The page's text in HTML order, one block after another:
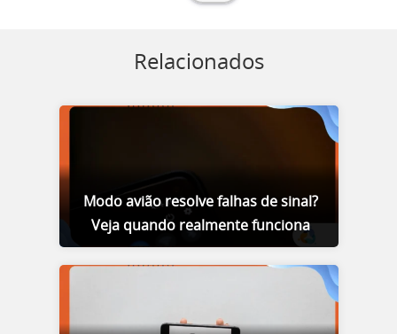
Relacionados
Modo avião resolve falhas de sinal?
Veja quando realmente funciona